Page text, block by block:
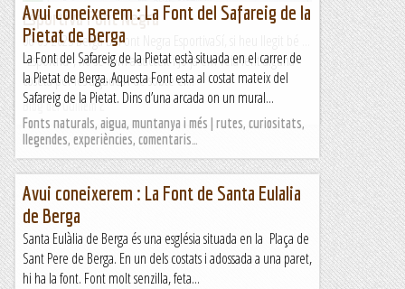
Esportiva Font Negra
06-09-2023 Berga La Font Negra EsportivaSí, si heu llegit bé ...
"Esportiva", no sé com a succeït i Jo ja em veia fent alguna
coseta per les alçades i de sobte el...
Blog del Guillem 2
Avui coneixerem : La Font del Safareig de la
Pietat de Berga
La Font del Safareig de la Pietat està situada en el carrer de
la Pietat de Berga. Aquesta Font esta al costat mateix del
Safareig de la Pietat. Dins d’una arcada on un mural...
Fonts naturals, aigua, muntanya i més | rutes, curiositats,
llegendes, experiències, comentaris…
Avui coneixerem : La Font de Santa Eulalia
de Berga
Santa Eulàlia de Berga és una església situada en la Plaça de
Sant Pere de Berga. En un dels costats i adossada a una paret,
hi ha la font. Font molt senzilla, feta...